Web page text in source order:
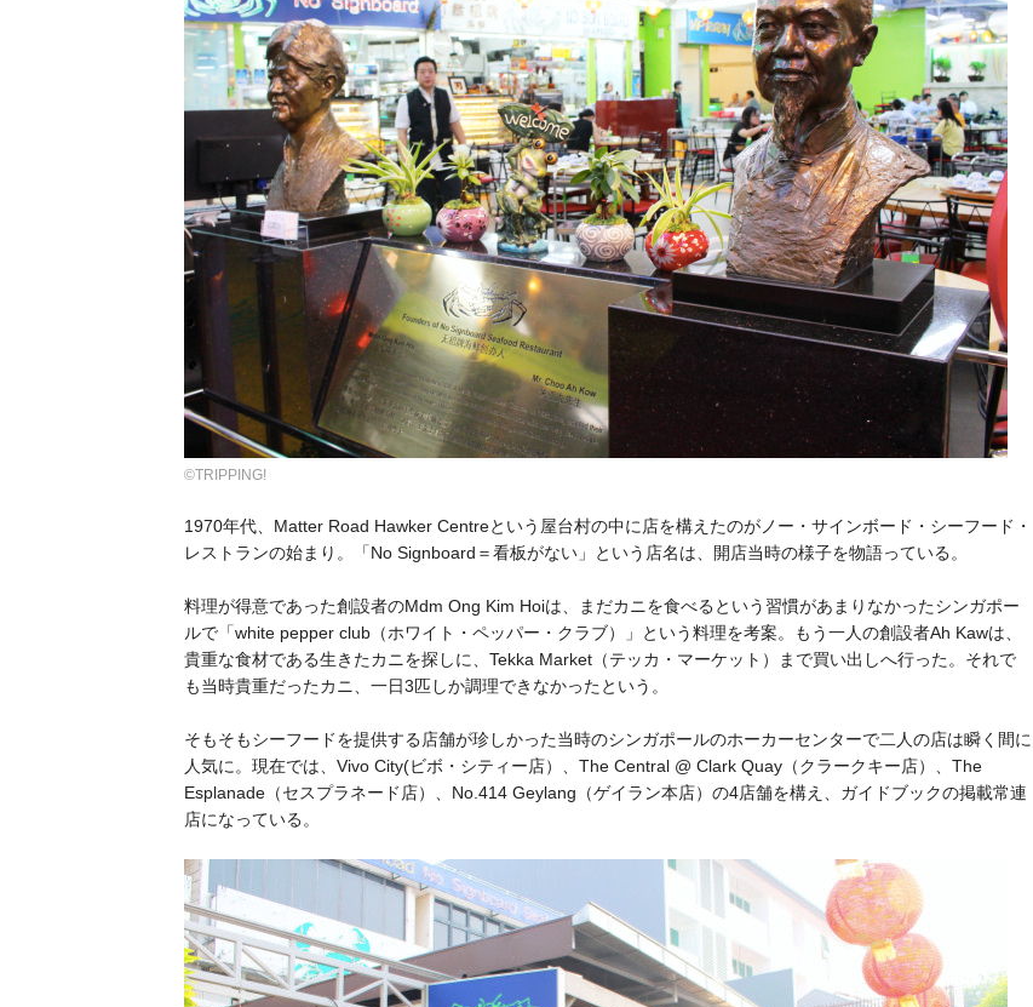
©TRIPPING!
1970年代、Matter Road Hawker Centreという屋台村の中に店を構えたのがノー・サインボード・シーフード・
レストランの始まり。「No Signboard＝看板がない」という店名は、開店当時の様子を物語っている。
料理が得意であった創設者のMdm Ong Kim Hoiは、まだカニを食べるという習慣があまりなかったシンガポー
ルで「white pepper club（ホワイト・ペッパー・クラブ）」という料理を考案。もう一人の創設者Ah Kawは、
貴重な食材である生きたカニを探しに、Tekka Market（テッカ・マーケット）まで買い出しへ行った。それで
も当時貴重だったカニ、一日3匹しか調理できなかったという。
そもそもシーフードを提供する店舗が珍しかった当時のシンガポールのホーカーセンターで二人の店は瞬く間に
人気に。現在では、Vivo City(ビボ・シティー店）、The Central @ Clark Quay（クラークキー店）、The
Esplanade（セスプラネード店）、No.414 Geylang（ゲイラン本店）の4店舗を構え、ガイドブックの掲載常連
店になっている。